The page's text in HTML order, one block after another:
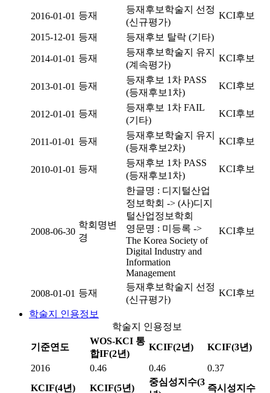
2016-01-01 등재
등재후보학술지 선정
(신규평가)
KCI후보
2015-12-01 등재 등재후보 탈락 (기타)
2014-01-01 등재
등재후보학술지 유지
(계속평가)
KCI후보
2013-01-01 등재
등재후보 1차 PASS
(등재후보1차)
KCI후보
2012-01-01 등재
등재후보 1차 FAIL
(기타)
KCI후보
2011-01-01 등재
등재후보학술지 유지
(등재후보2차)
KCI후보
2010-01-01 등재
등재후보 1차 PASS
(등재후보1차)
KCI후보
2008-06-30
학회명변
경
한글명 : 디지털산업
정보학회 -> (사)디지
털산업정보학회
영문명 : 미등록 ->
The Korea Society of
Digital Industry and
Information
Management
KCI후보
2008-01-01 등재
등재후보학술지 선정
(신규평가)
KCI후보
학술지 인용정보
학술지 인용정보
기준연도
WOS-KCI 통
합IF(2년)
KCIF(2년) KCIF(3년)
2016 0.46 0.46
0.37
KCIF(4년)
KCIF(5년)
중심성지수(3
즉시성지수